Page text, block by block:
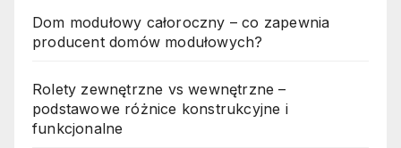
Dom modułowy całoroczny – co zapewnia
producent domów modułowych?
Rolety zewnętrzne vs wewnętrzne –
podstawowe różnice konstrukcyjne i
funkcjonalne